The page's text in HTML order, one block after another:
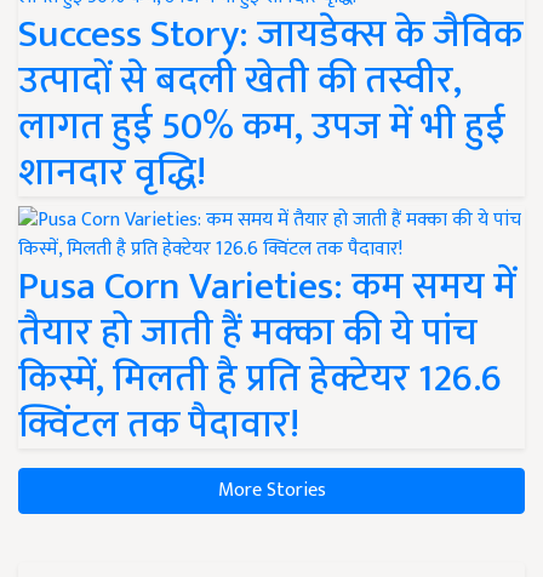
Success Story: जायडेक्स के जैविक
उत्पादों से बदली खेती की तस्वीर,
लागत हुई 50% कम, उपज में भी हुई
शानदार वृद्धि!
Pusa Corn Varieties: कम समय में
तैयार हो जाती हैं मक्का की ये पांच
किस्में, मिलती है प्रति हेक्टेयर 126.6
क्विंटल तक पैदावार!
More Stories